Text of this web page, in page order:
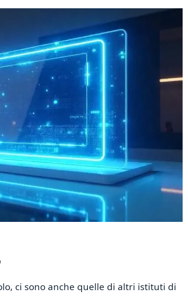
ci sono anche quelle di altri istituti di